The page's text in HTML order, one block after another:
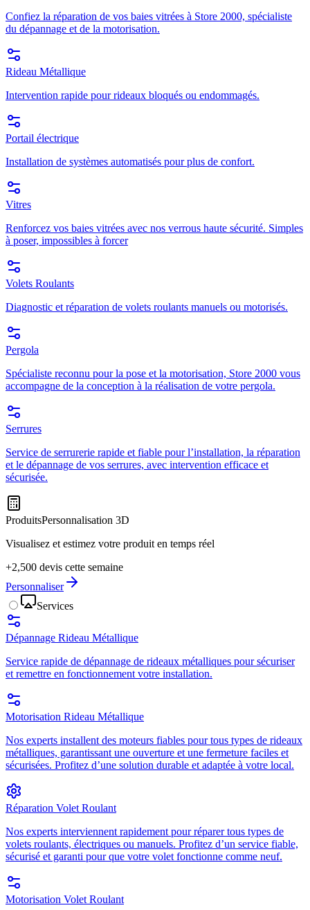
Confiez la réparation de vos baies vitrées à Store 2000, spécialiste
du dépannage et de la motorisation.
Rideau Métallique
Intervention rapide pour rideaux bloqués ou endommagés.
Portail électrique
Installation de systèmes automatisés pour plus de confort.
Vitres
Renforcez vos baies vitrées avec nos verrous haute sécurité. Simples
à poser, impossibles à forcer
Volets Roulants
Diagnostic et réparation de volets roulants manuels ou motorisés.
Pergola
Spécialiste reconnu pour la pose et la motorisation, Store 2000 vous
accompagne de la conception à la réalisation de votre pergola.
Serrures
Service de serrurerie rapide et fiable pour l’installation, la réparation
et le dépannage de vos serrures, avec intervention efficace et
sécurisée.
ProduitsPersonnalisation 3D
Visualisez et estimez votre produit en temps réel
+2,500 devis cette semaine
Personnaliser
Services
Dépannage Rideau Métallique
Service rapide de dépannage de rideaux métalliques pour sécuriser
et remettre en fonctionnement votre installation.
Motorisation Rideau Métallique
Nos experts installent des moteurs fiables pour tous types de rideaux
métalliques, garantissant une ouverture et une fermeture faciles et
sécurisées. Profitez d’une solution durable et adaptée à votre local.
Réparation Volet Roulant
Nos experts interviennent rapidement pour réparer tous types de
volets roulants, électriques ou manuels. Profitez d’un service fiable,
sécurisé et garanti pour que votre volet fonctionne comme neuf.
Motorisation Volet Roulant